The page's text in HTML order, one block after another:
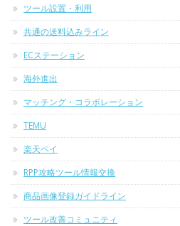
ツール設置・利用
共通の送料込みライン
ECステーション
海外進出
マッチング・コラボレーション
TEMU
楽天ペイ
RPP攻略ツール情報交換
商品画像登録ガイドライン
ツール改善コミュニティ